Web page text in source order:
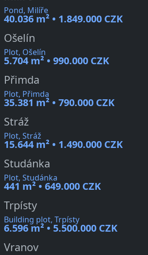
Pond, Milíře
40.036 m² • 1.849.000 CZK
Ošelín
Plot, Ošelín
5.704 m² • 990.000 CZK
Přimda
Plot, Přimda
35.381 m² • 790.000 CZK
Stráž
Plot, Stráž
15.644 m² • 1.490.000 CZK
Studánka
Plot, Studánka
441 m² • 649.000 CZK
Trpísty
Building plot, Trpísty
6.596 m² • 5.500.000 CZK
Vranov